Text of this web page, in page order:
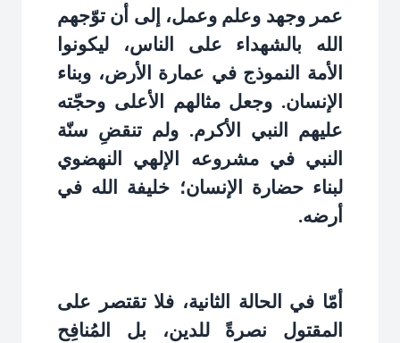
عمر وجهد وعلم وعمل، إلى أن توّجهم
الله بالشهداء على الناس، ليكونوا
الأمة النموذج في عمارة الأرض، وبناء
الإنسان. وجعل مثالهم الأعلى وحجّته
عليهم النبي الأكرم. ولم تنقضِ سنّة
النبي في مشروعه الإلهي النهضوي
لبناء حضارة الإنسان؛ خليفة الله في
أرضه.
أمّا في الحالة الثانية، فلا تقتصر على
المقتول نصرةً للدين، بل المُنافِح